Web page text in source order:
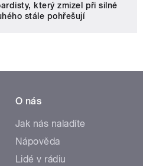
který zmizel při silné
stále pohřešují
O nás
Jak nás naladíte
Nápověda
Lidé v rádiu